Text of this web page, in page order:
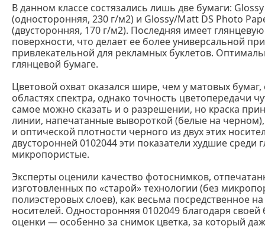
В данном классе состязались лишь две бумаги:
(односторонняя, 230 г/м2) и Glossy/Matt DS Photo
(двусторонняя, 170 г/м2). Последняя имеет
поверхности, что делает ее более универсальной
привлекательной для рекламных буклетов.
глянцевой бумаге.
Цветовой охват оказался шире, чем у матовых
областях спектра, однако точность цветопередачи
самое можно сказать и о разрешении, но краска
линии, напечатанные вывороткой (белые на
и оптической плотности черного из двух этих
двусторонней 0102044 эти показатели худшие среди
микропористые.
Эксперты оценили качество фотоснимков,
изготовленных по «старой» технологии (без
полиэстеровых слоев), как весьма посредственное
носителей. Односторонняя 0102049 благодаря
оценки — особенно за снимок цветка, за который